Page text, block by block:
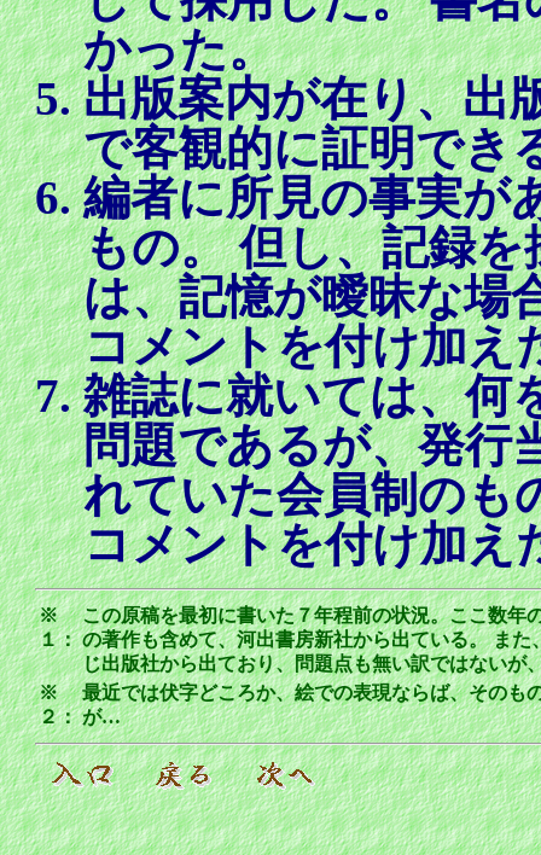
かった。
出版案内が在り、出
で客観的に証明でき
編者に所見の事実が
もの。 但し、記録
は、記憶が曖昧な場
コメントを付け加え
雑誌に就いては、何
問題であるが、発行
れていた会員制のも
コメントを付け加え
※
１：
この原稿を最初に書いた７年程前の状況。ここ数年
の著作も含めて、河出書房新社から出ている。 ま
じ出版社から出ており、問題点も無い訳ではないが
※
２：
最近では伏字どころか、絵での表現ならば、そのも
が…